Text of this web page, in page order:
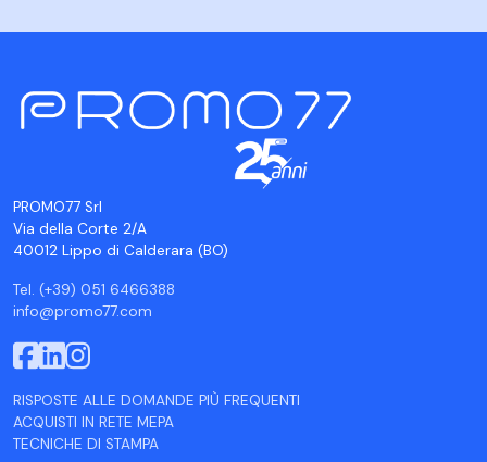
PROMO77 Srl
Via della Corte 2/A
40012 Lippo di Calderara (BO)
Tel. (+39) 051 6466388
info@promo77.com
RISPOSTE ALLE DOMANDE PIÙ FREQUENTI
ACQUISTI IN RETE MEPA
TECNICHE DI STAMPA